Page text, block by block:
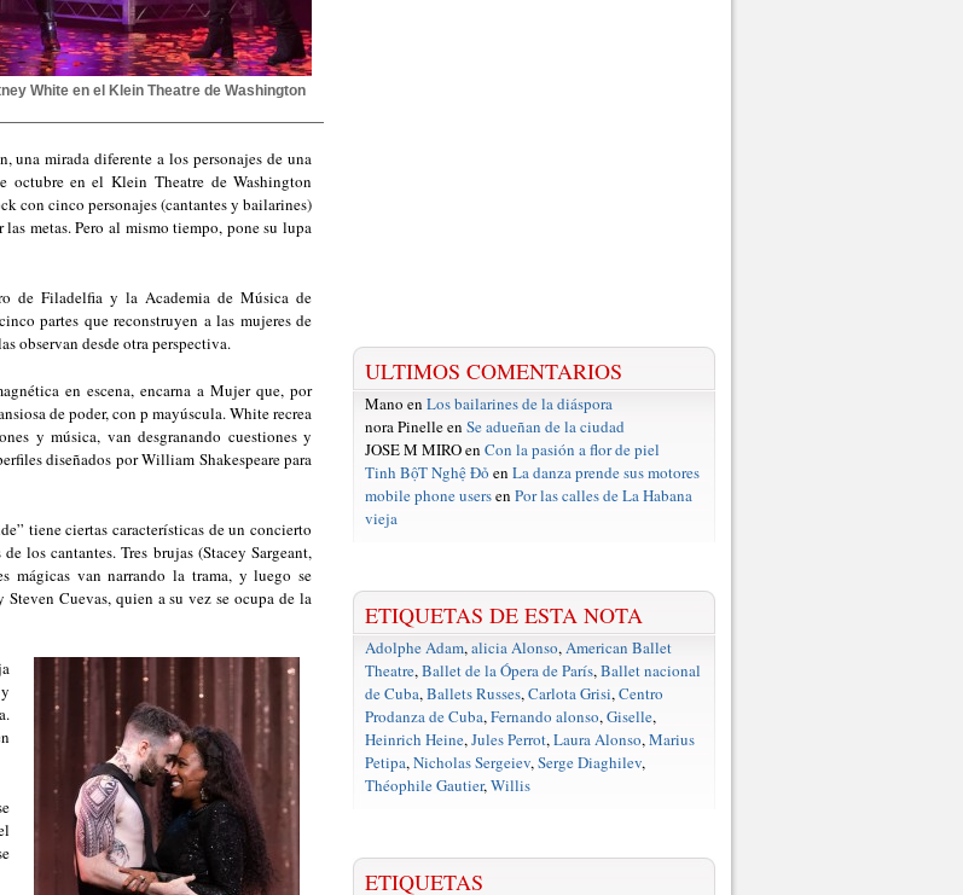
White en el Klein Theatre de Washington
una mirada diferente a los personajes de una
octubre en el Klein Theatre de Washington
con cinco personajes (cantantes y bailarines)
metas. Pero al mismo tiempo, pone su lupa
de Filadelfia y la Academia de Música de
partes que reconstruyen a las mujeres de
observan desde otra perspectiva.
en escena, encarna a Mujer que, por
de poder, con p mayúscula. White recrea
y música, van desgranando cuestiones y
diseñados por William Shakespeare para
tiene ciertas características de un concierto
los cantantes. Tres brujas (Stacey Sargeant,
mágicas van narrando la trama, y luego se
Cuevas, quien a su vez se ocupa de la
ULTIMOS COMENTARIOS
Mano en Los bailarines de la diáspora
nora Pinelle en Se adueñan de la ciudad
JOSE M MIRO en Con la pasión a flor de piel
Tinh BộT Nghệ Đỏ en La danza prende sus motores
mobile phone usersen Por las calles de La Habana
vieja
ETIQUETAS DE ESTA NOTA
Adolphe Adam,alicia Alonso,American Ballet
Theatre,Ballet de la Ópera de París,Ballet nacional
de Cuba,Ballets Russes,Carlota Grisi,Centro
Prodanza de Cuba,Fernando alonso,Giselle,
Heinrich Heine,Jules Perrot,Laura Alonso,Marius
Petipa,Nicholas Sergeiev,Serge Diaghilev,
Théophile Gautier,Willis
ETIQUETAS